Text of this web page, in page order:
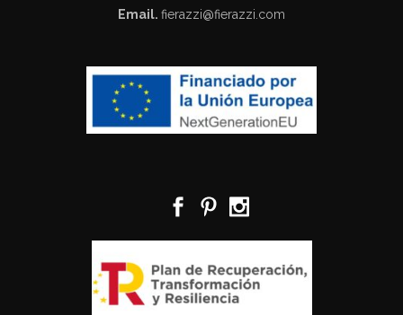
Email. fierazzi@fierazzi.com